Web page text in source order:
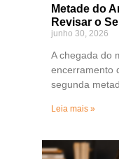
Metade do
Revisar o
junho 30, 2026
A chegada do
encerramento
segunda
Leia mais »